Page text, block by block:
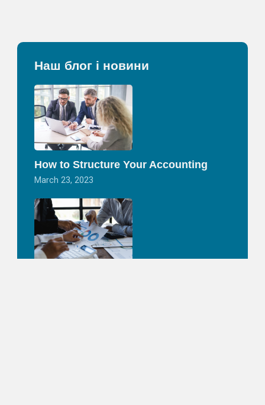
Наш блог і новини
How to Structure Your Accounting
March 23, 2023